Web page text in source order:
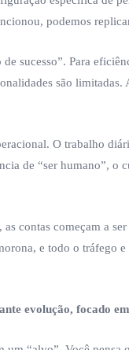
podemos
sucesso”. Para
são limitadas.
O trabalho
de “ser humano”, o
contas começam a
e todo o tráfego
evolução, focado